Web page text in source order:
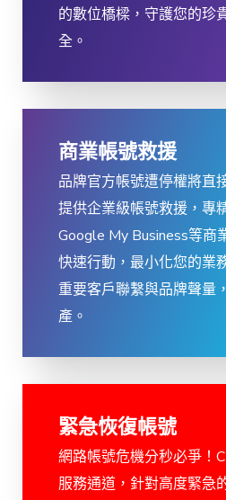
的數位橋樑，守護您的珍
全。
商業帳號救援
品牌官方帳號遭停權將直
提供企業級帳號救援，專
Google My Business等商
快速行動，最小化您的業
重要客戶聯繫與品牌聲量
產。
緊急恢復帳號
網路帳號危機分秒必爭！
服務通道，針對高度緊急